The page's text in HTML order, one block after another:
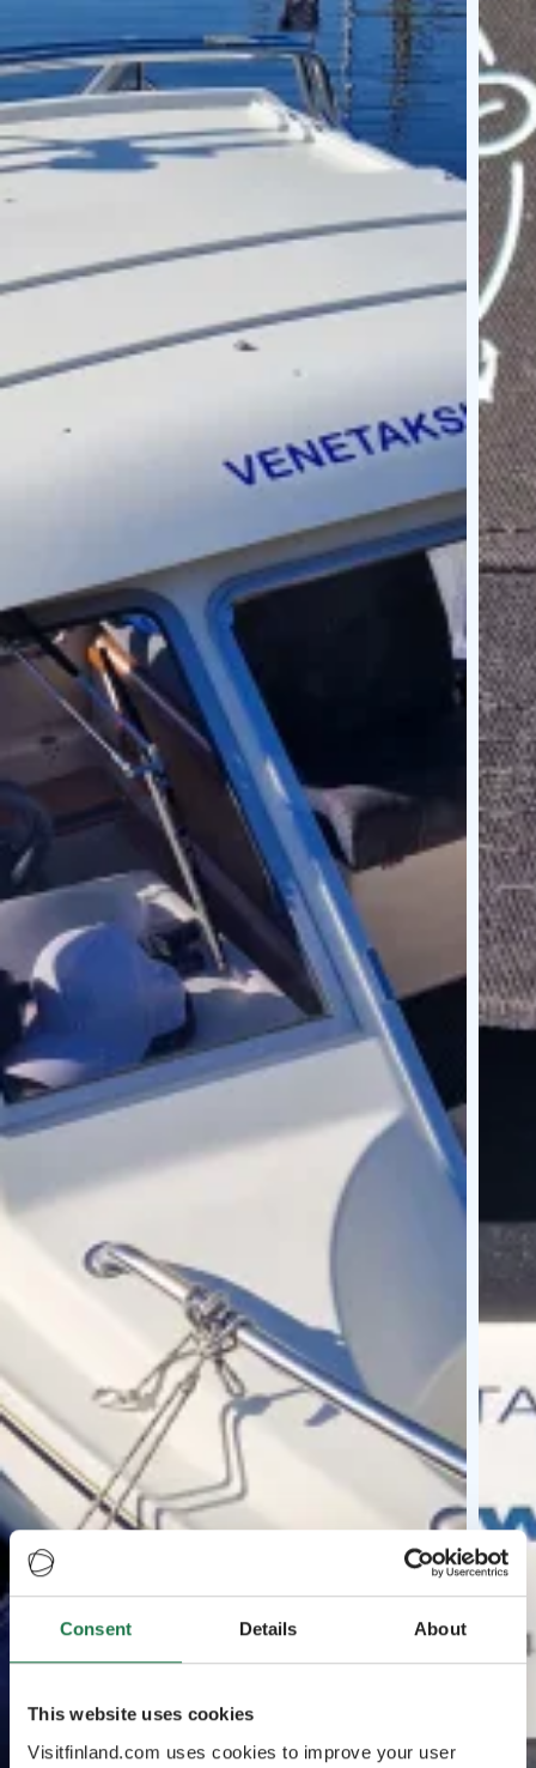
Consent Details About
This website uses cookies
Visitfinland.com uses cookies to improve your user